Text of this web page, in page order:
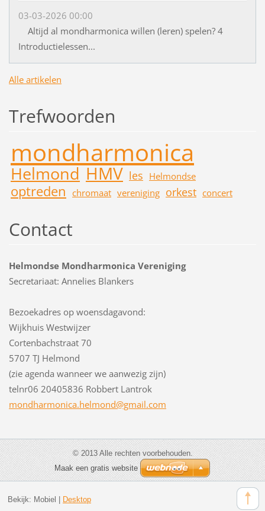
03-03-2026 00:00
Altijd al mondharmonica willen (leren) spelen? 4
Introductielessen...
Alle artikelen
Trefwoorden
mondharmonica
Helmond HMV les Helmondse
optreden chromaat vereniging orkest concert
Contact
Helmondse Mondharmonica Vereniging
Secretariaat: Annelies Blankers
Bezoekadres op woensdagavond:
Wijkhuis Westwijzer
Cortenbachstraat 70
5707 TJ Helmond
(zie agenda wanneer we aanwezig zijn)
telnr06 20405836 Robbert Lantrok
mondharmonica.helmond@gmail.com
© 2013 Alle rechten voorbehouden.
Maak een gratis website
Bekijk: Mobiel Desktop